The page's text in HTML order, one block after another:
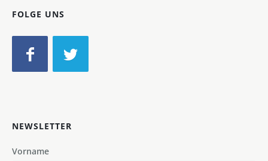
FOLGE UNS
NEWSLETTER
Vorname